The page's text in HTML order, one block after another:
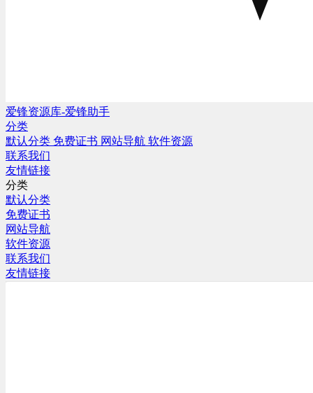
爱锋资源库-爱锋助手
分类
默认分类 免费证书 网站导航 软件资源
联系我们
友情链接
分类
默认分类
免费证书
网站导航
软件资源
联系我们
友情链接